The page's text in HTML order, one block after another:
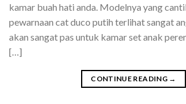
kamar buah hati anda. Modelnya yang
pewarnaan cat duco putih terlihat sangat
akan sangat pas untuk kamar set anak
[…]
CONTINUE READING →